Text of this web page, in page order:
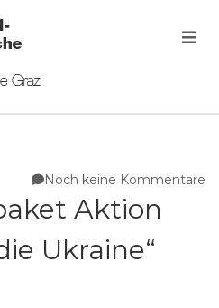
Noch keine Kommentare
Aktion
Ukraine“